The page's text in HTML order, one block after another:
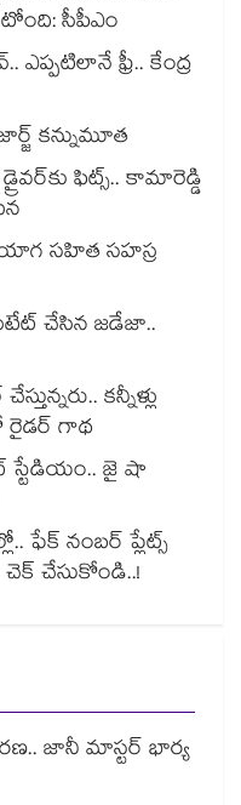
సీపీఎం
ఎప్పటిలానే ఫ్రీ.. కేంద్ర
కన్నుమూత
ఫిట్స్.. కామారెడ్డి
సహిత సహస్ర
చేసిన జడేజా..
కన్నీళ్లు
రైడర్ గాథ
స్టేడియం.. జై షా
నంబర్ ప్లేట్స్
చేసుకోండి..!
జానీ మాస్టర్ భార్య